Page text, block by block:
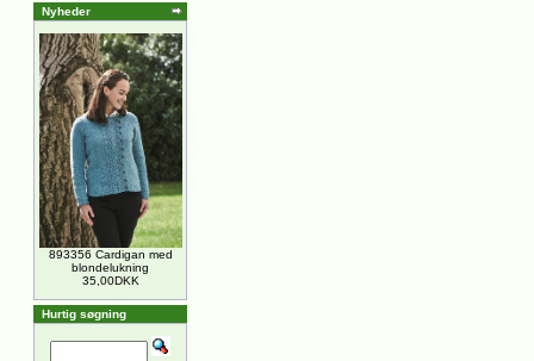
Nyheder
893356 Cardigan med
blondelukning
35,00DKK
Hurtig søgning